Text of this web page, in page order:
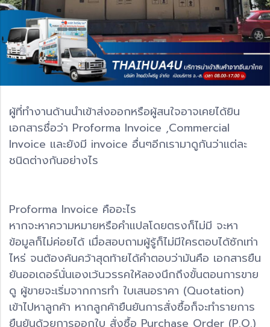
ผู้ที่ทำงานด้านนำเข้าส่งออกหรือผู้สนใจอาจเคยได้ยิน
เอกสารชื่อว่า Proforma Invoice ,Commercial
Invoice และยังมี invoice อื่นๆอีกเรามาดูกันว่าแต่ละ
ชนิดต่างกันอย่างไร
Proforma Invoice คืออะไร
หากจะหาความหมายหรือคำแปลโดยตรงก็ไม่มี จะหา
ข้อมูลก็ไม่ค่อยได้ เมื่อสอบถามผู้รู้ก็ไม่มีใครตอบได้ซักเท่า
ไหร่ จนต้องค้นคว้าสุดท้ายได้คำตอบว่ามันคือ เอกสารยืน
ยันออเดอร์นั่นเองเว้นวรรคให้ลองนึกถึงขั้นตอนการขาย
ดู ผู้ขายจะเริ่มจากการทำ ใบเสนอราคา (Quotation)
เข้าไปหาลูกค้า หากลูกค้ายืนยันการสั่งซื้อก็จะทำรายการ
ยืนยันด้วยการออกใบ สั่งซื้อ Purchase Order (P.O.)